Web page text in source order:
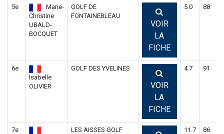
5e
Marie-
Christine
UBALD-
BOCQUET
GOLF DE
FONTAINEBLEAU
VOIR
LA
FICHE
5.0 88
6e
Isabelle
OLIVIER
GOLF DES YVELINES
VOIR
LA
FICHE
4.7 91
7e
LES AISSES GOLF 11.7 86